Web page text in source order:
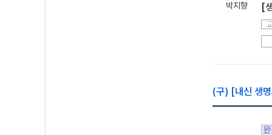
박지향 [
(구) [내신 생